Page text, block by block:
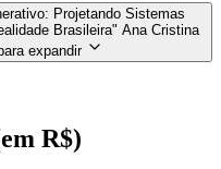
Projetando Sistemas
Brasileira" Ana Cristina
expandir
R$)